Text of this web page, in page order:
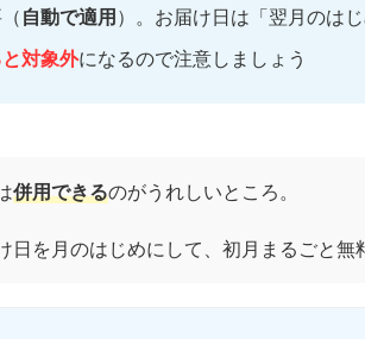
自動で適用 ）。お届け日は「翌月のは
対象外になるので注意しましょう
併用できるのがうれしいところ。
日を月のはじめにして、初月まるごと無